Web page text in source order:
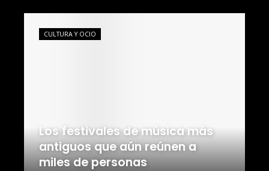
CULTURA Y OCIO
Los festivales de música más
antiguos que aún reúnen a
miles de personas